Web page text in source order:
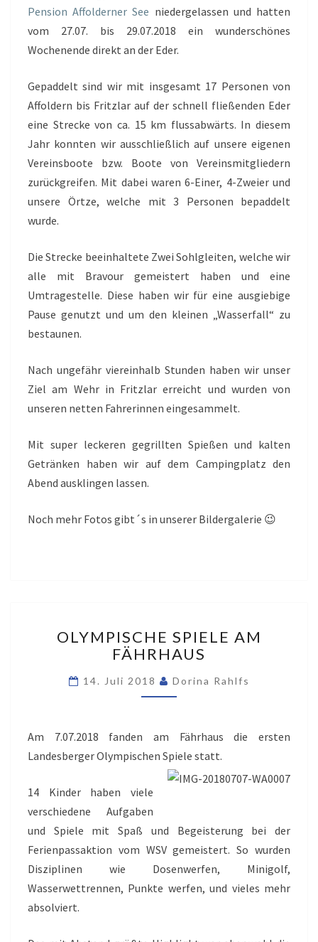
Pension Affolderner See niedergelassen und hatten
vom 27.07. bis 29.07.2018 ein wunderschönes
Wochenende direkt an der Eder.
Gepaddelt sind wir mit insgesamt 17 Personen von
Affoldern bis Fritzlar auf der schnell fließenden Eder
eine Strecke von ca. 15 km flussabwärts. In diesem
Jahr konnten wir ausschließlich auf unsere eigenen
Vereinsboote bzw. Boote von Vereinsmitgliedern
zurückgreifen. Mit dabei waren 6-Einer, 4-Zweier und
unsere Örtze, welche mit 3 Personen bepaddelt
wurde.
Die Strecke beeinhaltete Zwei Sohlgleiten, welche wir
alle mit Bravour gemeistert haben und eine
Umtragestelle. Diese haben wir für eine ausgiebige
Pause genutzt und um den kleinen „Wasserfall“ zu
bestaunen.
Nach ungefähr viereinhalb Stunden haben wir unser
Ziel am Wehr in Fritzlar erreicht und wurden von
unseren netten Fahrerinnen eingesammelt.
Mit super leckeren gegrillten Spießen und kalten
Getränken haben wir auf dem Campingplatz den
Abend ausklingen lassen.
Noch mehr Fotos gibt´s in unserer Bildergalerie 😉
SPIELE
AM
OLYMPISCHE SPIELE AM
FÄHRHAUS
14. Juli 2018 Dorina Rahlfs
Am 7.07.2018 fanden am Fährhaus die ersten
Landesberger Olympischen Spiele statt.
14 Kinder haben viele
verschiedene Aufgaben
und Spiele mit Spaß und Begeisterung bei der
Ferienpassaktion vom WSV gemeistert. So wurden
Disziplinen wie Dosenwerfen, Minigolf,
Wasserwettrennen, Punkte werfen, und vieles mehr
absolviert.